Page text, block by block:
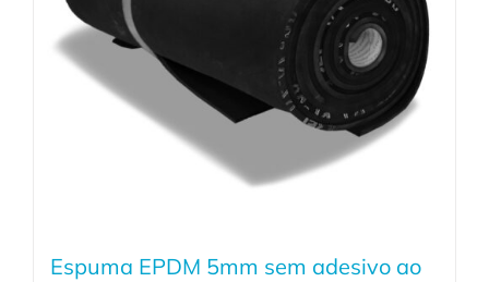
Espuma EPDM 5mm sem adesivo ao